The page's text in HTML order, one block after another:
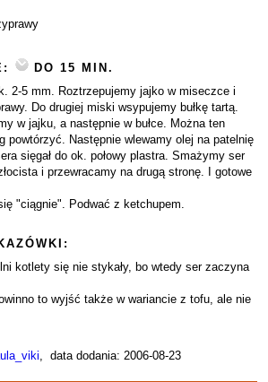
DO 15 MIN.
2-5 mm. Roztrzepujemy jajko w miseczce i
Do drugiej miski wsypujemy bułkę tartą.
w jajku, a następnie w bułce. Można ten
powtórzyć. Następnie wlewamy olej na patelnię
sięgał do ok. połowy plastra. Smażymy ser
i przewracamy na drugą stronę. I gotowe
"ciągnie". Podwać z ketchupem.
kotlety się nie stykały, bo wtedy ser zaczyna
to wyjść także w wariancie z tofu, ale nie
, data dodania: 2006-08-23